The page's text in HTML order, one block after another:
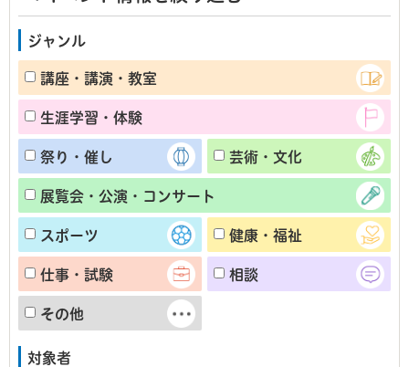
ジャンル
講座・講演・教室
生涯学習・体験
祭り・催し 芸術・文化
展覧会・公演・コンサート
スポーツ 健康・福祉
仕事・試験 相談
その他
対象者